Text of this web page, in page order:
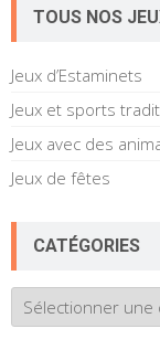
TOUS NOS
Jeux d’Estaminets
Jeux et sports
Jeux avec des
Jeux de fêtes
CATÉGORIES
Catégories